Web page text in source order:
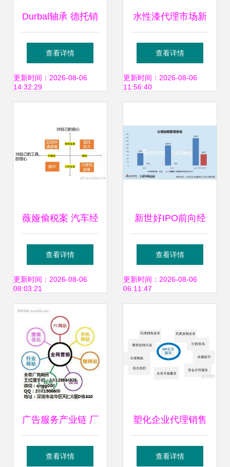
Durbal轴承 德托销
售、现货批发、厂
家代理及价格软件
案
查看详情
更新时间：2026-08-06
14:32:29
水性漆代理市场新
思考 厂家如何以综
合实力留住加盟
查看详情
更新时间：2026-08-06
11:56:40
薇娅偷税案 汽车经
销商合规经营的重
要警示
查看详情
更新时间：2026-08-06
08:03:21
新世好IPO前向经
销商大放水，产能
闲置与低价产品隐
查看详情
更新时间：2026-08-06
06:11:47
广告服务产业链 厂
家、供应商、批发
查看详情
塑化企业代理销售
与采购 共赢的商业
查看详情